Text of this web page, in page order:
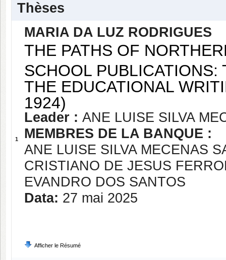
Thèses
1
MARIA DA LUZ RODRIGUES
THE PATHS OF
SCHOOL PUBLICATIONS:
THE EDUCATIONAL
1924)
Leader : ANE LUISE SILVA
MEMBRES DE LA BANQUE :
ANE LUISE SILVA MECENAS
CRISTIANO DE JESUS
EVANDRO DOS SANTOS
Data: 27 mai 2025
Afficher le Résumé